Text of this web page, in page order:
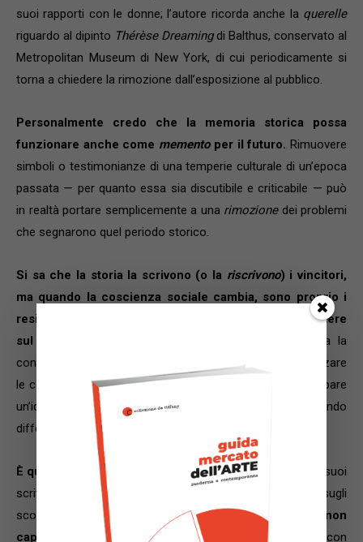
suoi rapporti con le donne; l’autore ricorda anche la querelle
riguardo al dipinto Thérèse Dreamingdi Balthus, conservato al
Metropolitan Museum di New York, di cui periodicamente si
torna a chiedere la rimozione dall’esposizione al pubblico.
Personalmente credo che la memoria storica possa
funzionare anche come mementoper il futuro. Rimuovere
simboli o testimonianze di una temperie culturale di un’epoca
passata — per quanto essa sia discutibile e criticabile — può
in realtà portare semplicemente a una rimozionedei problemi
che segnarono quel periodo storico.
Si sa che la storia la scrivono (o la riscrivono) i vincitori,
ma quando la coscienza sociale cambia, sono proprio i
residui celebrativi delle epoche passate a farci riflettere
sul mutamento dei valori.
Non è il manicheismo, ma la
conoscenza e il
dialettico che possono influenzare
le coscienze, portando le persone a ragionare e a sviluppare
un’idea diversa dei fatti, confrontando visioni del mondo
differenti.
È quello che aveva capito Pier Paolo Pasolini
in alcuni suoi
scritti “scomodi” (a partire dalla famigerata poesia sugli
scontri di Valle Giulia del marzo 1968);è quello che non
capiscono registi come Ken Loach o Michael Moore
con